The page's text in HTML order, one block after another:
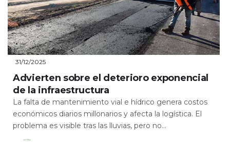
31/12/2025
Advierten sobre el deterioro exponencial
de la infraestructura
La falta de mantenimiento vial e hídrico genera costos
económicos diarios millonarios y afecta la logística. El
problema es visible tras las lluvias, pero no...
Leer Más